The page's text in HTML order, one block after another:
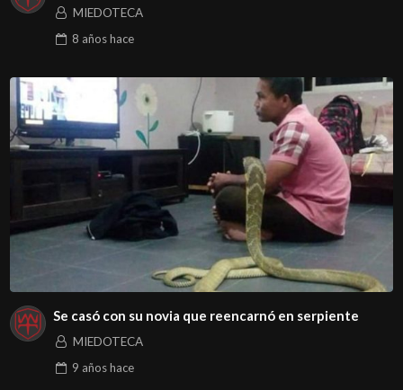
MIEDOTECA
8 añoshace
Se casó con su novia que reencarnó en serpiente
MIEDOTECA
9 añoshace